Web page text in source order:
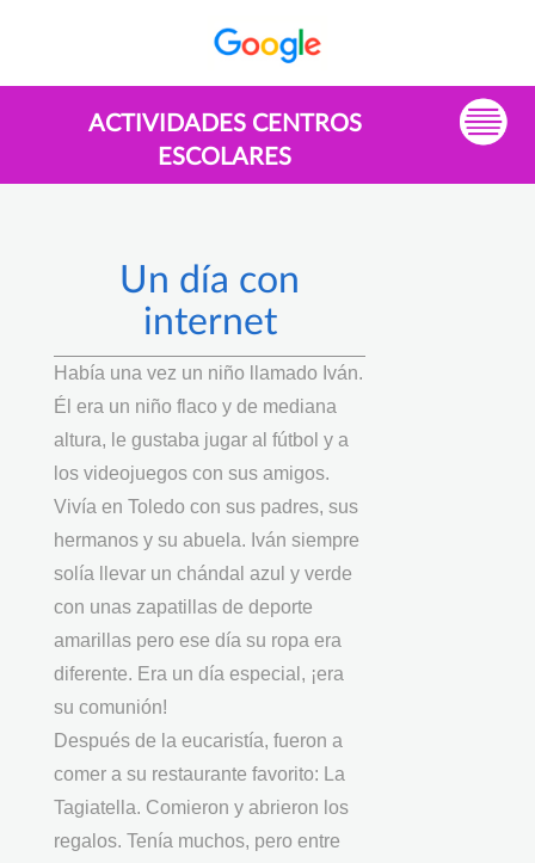
ACTIVIDADES CENTROS
ESCOLARES
Un día con
internet
Había una vez un niño llamado Iván.
Él era un niño flaco y de mediana
altura, le gustaba jugar al fútbol y a
los videojuegos con sus amigos.
Vivía en Toledo con sus padres, sus
hermanos y su abuela. Iván siempre
solía llevar un chándal azul y verde
con unas zapatillas de deporte
amarillas pero ese día su ropa era
diferente. Era un día especial, ¡era
su comunión!
Después de la eucaristía, fueron a
comer a su restaurante favorito: La
Tagiatella. Comieron y abrieron los
regalos. Tenía muchos, pero entre